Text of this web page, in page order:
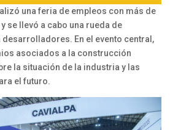
una feria de empleos con más de
se llevó a cabo una rueda de
En el evento central,
asociados a la construcción
la situación de la industria y las
el futuro.